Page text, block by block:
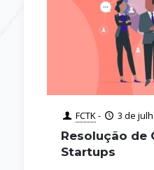
FCTK- 3 de
Resolução de
Startups